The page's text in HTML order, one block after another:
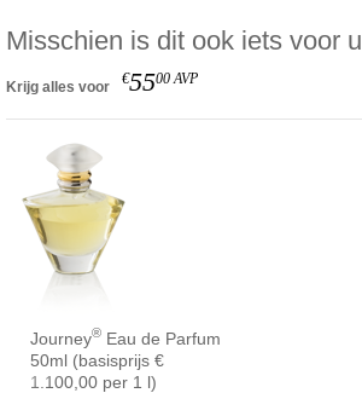
Misschien is dit ook iets voor u
Krijg alles voor €5500 AVP
Journey® Eau de Parfum
50ml (basisprijs €
1.100,00 per 1 l)